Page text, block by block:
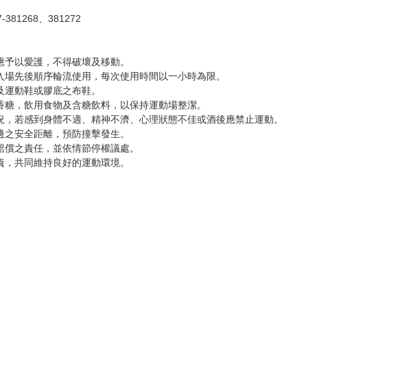
381268、381272
以愛護，不得破壞及移動。
先後順序輪流使用，每次使用時間以一小時為限。
動鞋或膠底之布鞋。
，飲用食物及含糖飲料，以保持運動場整潔。
若感到身體不適、精神不濟、心理狀態不佳或酒後應禁止運動。
安全距離，預防撞擊發生。
之責任，並依情節停權議處。
共同維持良好的運動環境。